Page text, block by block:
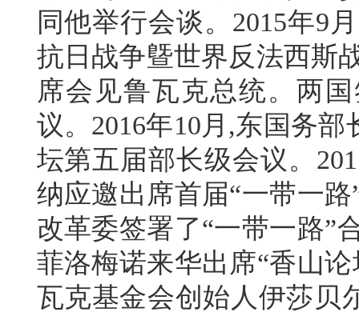
同他举行会谈。2015年9
抗日战争曁世界反法西斯
席会见鲁瓦克总统。两
议。2016年10月,东国务
坛第五届部长级会议。
纳应邀出席首届“一带一
改革委签署了“一带一路”
菲洛梅诺来华出席“香山
瓦克基金会创始人伊莎贝